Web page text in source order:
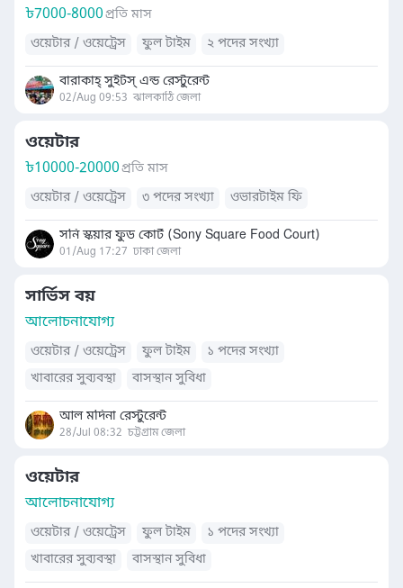
৳7000-8000প্রতি মাস
ওয়েটার / ওয়েট্রেস
ফুল টাইম ২ পদের সংখ্যা
বারাকাহ্ সুইটস্ এন্ড রেস্টুরেন্ট
02/Aug 09:53 ঝালকাঠি জেলা
ওয়েটার
৳10000-20000প্রতি মাস
ওয়েটার / ওয়েট্রেস
৩ পদের সংখ্যা ওভারটাইম ফি
সনি স্কয়ার ফুড কোর্ট (Sony Square Food Court)
01/Aug 17:27 ঢাকা জেলা
সার্ভিস বয়
আলোচনাযোগ্য
ওয়েটার / ওয়েট্রেস ফুল টাইম
১ পদের সংখ্যা
খাবারের সুব্যবস্থা
বাসস্থান সুবিধা
আল মদিনা রেস্টুরেন্ট
28/Jul 08:32 চট্টগ্রাম জেলা
ওয়েটার
আলোচনাযোগ্য
ওয়েটার / ওয়েট্রেস ফুল টাইম
১ পদের সংখ্যা
খাবারের সুব্যবস্থা
বাসস্থান সুবিধা